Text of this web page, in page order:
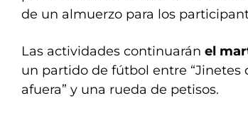
de un almuerzo para los
Las actividades continuarán el
un partido de fútbol entre “Jinetes
afuera” y una rueda de petisos.